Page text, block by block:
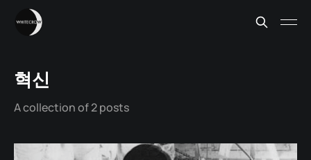
혁신
A collection of 2 posts